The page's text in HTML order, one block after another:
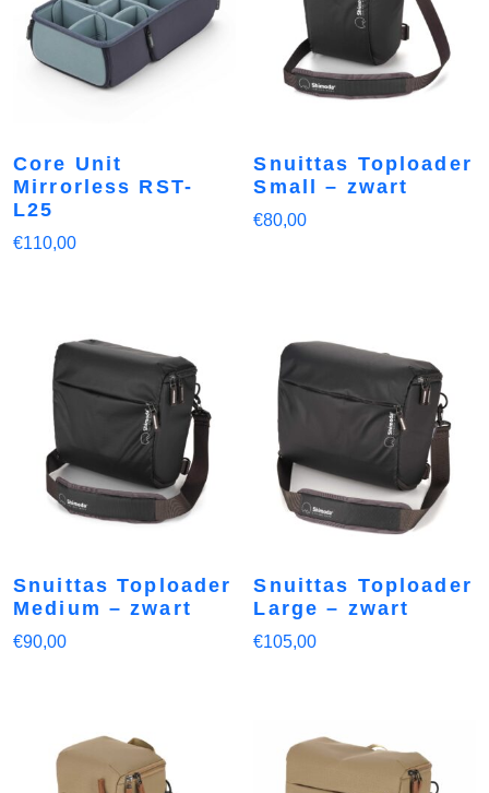
Core Unit
Mirrorless RST-
L25
€110,00
Snuittas Toploader
Small – zwart
€80,00
Snuittas Toploader
Medium – zwart
€90,00
Snuittas Toploader
Large – zwart
€105,00